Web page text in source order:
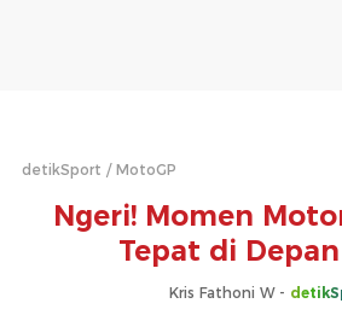
detikSport MotoGP
Ngeri! Momen
Tepat di
Kris Fathoni W -